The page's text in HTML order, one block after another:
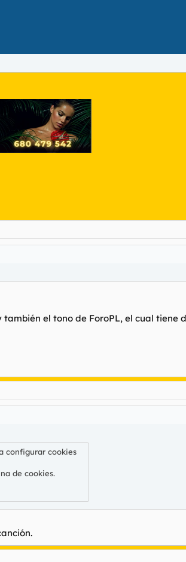
el tono de ForoPL, el cual tiene
configurar cookies
de cookies.